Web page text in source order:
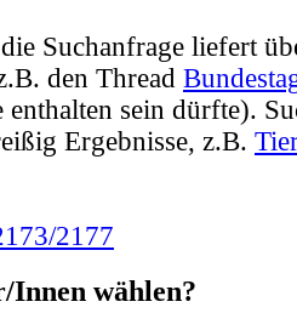
Suchanfrage liefert
den Thread
sein dürfte).
Ergebnisse, z.B.
2177
Innen wählen?